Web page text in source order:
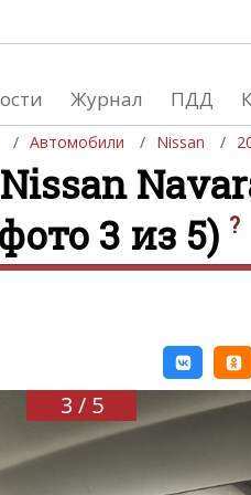
Журнал ПДД
Автомобили Nissan
3 из 5) ?
и автомобили
и мото
3 / 5